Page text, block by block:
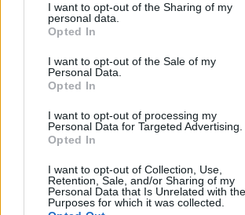
I want to opt-out of the Sharing of my
personal data.
Opted In
I want to opt-out of the Sale of my
Personal Data.
Opted In
I want to opt-out of processing my
Personal Data for Targeted Advertising.
Opted In
I want to opt-out of Collection, Use,
Retention, Sale, and/or Sharing of my
Personal Data that Is Unrelated with the
Purposes for which it was collected.
Xanax
alprazolam (0,5mg)
Angoisse / trouble panique
Quantité effets secondaires
Salut j'ai prit du xanax suite à dès crise
conseil ne le prenez surtout pas en
genre 3x par jour , éviter un maximum ,